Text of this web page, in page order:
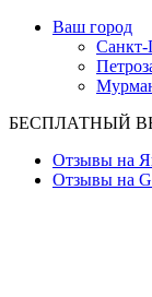
Ваш город
Санкт-
БЕСПЛАТНЫЙ
Отзывы на
Отзывы на